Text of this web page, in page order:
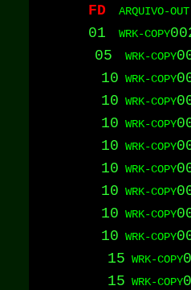
FD
01
  WRK-COPY
05
  WRK-COPY
10 WRK-COPY
10 WRK-COPY
10 WRK-COPY
10 WRK-COPY
10 WRK-COPY
10 WRK-COPY
10 WRK-COPY
10 WRK-COPY
15 WRK-COPY
15 WRK-COPY